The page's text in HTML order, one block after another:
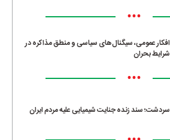
•••
افکار عمومی، سیگنال‌های سیاسی و منطق مذاکره در
شرایط بحران
•••
سردشت؛ سند زنده جنایت شیمیایی علیه مردم ایران